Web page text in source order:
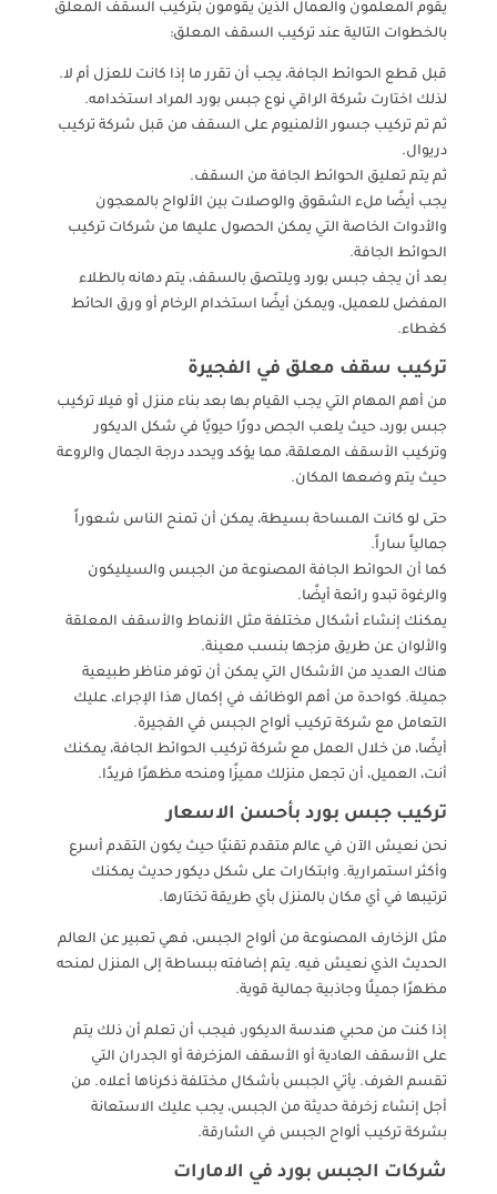
يقوم المعلمون والعمال الذين يقومون بتركيب السقف المعلق
بالخطوات التالية عند تركيب السقف المعلق:
قبل قطع الحوائط الجافة، يجب أن تقرر ما إذا كانت للعزل أم لا.
لذلك اختارت شركة الراقي نوع جبس بورد المراد استخدامه.
ثم تم تركيب جسور الألمنيوم على السقف من قبل شركة تركيب
دريوال.
ثم يتم تعليق الحوائط الجافة من السقف.
يجب أيضًا ملء الشقوق والوصلات بين الألواح بالمعجون
والأدوات الخاصة التي يمكن الحصول عليها من شركات تركيب
الحوائط الجافة.
بعد أن يجف جبس بورد ويلتصق بالسقف، يتم دهانه بالطلاء
المفضل للعميل، ويمكن أيضًا استخدام الرخام أو ورق الحائط
كغطاء.
تركيب سقف معلق في الفجيرة
من أهم المهام التي يجب القيام بها بعد بناء منزل أو فيلا تركيب
جبس بورد، حيث يلعب الجص دورًا حيويًا في شكل الديكور
وتركيب الأسقف المعلقة، مما يؤكد ويحدد درجة الجمال والروعة
حيث يتم وضعها المكان.
حتى لو كانت المساحة بسيطة، يمكن أن تمنح الناس شعوراً
جمالياً ساراً.
كما أن الحوائط الجافة المصنوعة من الجبس والسيليكون
والرغوة تبدو رائعة أيضًا.
يمكنك إنشاء أشكال مختلفة مثل الأنماط والأسقف المعلقة
والألوان عن طريق مزجها بنسب معينة.
هناك العديد من الأشكال التي يمكن أن توفر مناظر طبيعية
جميلة. كواحدة من أهم الوظائف في إكمال هذا الإجراء، عليك
التعامل مع شركة تركيب ألواح الجبس في الفجيرة.
أيضًا، من خلال العمل مع شركة تركيب الحوائط الجافة، يمكنك
أنت، العميل، أن تجعل منزلك مميزًا ومنحه مظهرًا فريدًا.
تركيب جبس بورد بأحسن الاسعار
نحن نعيش الآن في عالم متقدم تقنيًا حيث يكون التقدم أسرع
وأكثر استمرارية. وابتكارات على شكل ديكور حديث يمكنك
ترتيبها في أي مكان بالمنزل بأي طريقة تختارها.
مثل الزخارف المصنوعة من ألواح الجبس، فهي تعبير عن العالم
الحديث الذي نعيش فيه. يتم إضافته ببساطة إلى المنزل لمنحه
مظهرًا جميلًا وجاذبية جمالية قوية.
إذا كنت من محبي هندسة الديكور، فيجب أن تعلم أن ذلك يتم
على الأسقف العادية أو الأسقف المزخرفة أو الجدران التي
تقسم الغرف. يأتي الجبس بأشكال مختلفة ذكرناها أعلاه. من
أجل إنشاء زخرفة حديثة من الجبس، يجب عليك الاستعانة
بشركة تركيب ألواح الجبس في الشارقة.
شركات الجبس بورد في الامارات